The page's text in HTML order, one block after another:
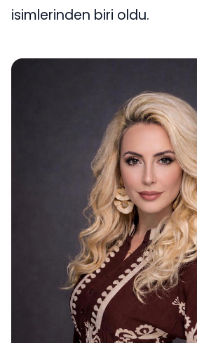
isimlerinden biri oldu.